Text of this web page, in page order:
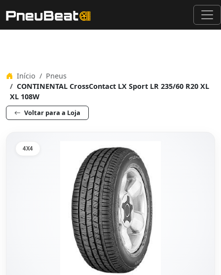
Início
Pneus
CONTINENTAL CrossContact LX Sport LR 235/60 R20 XL
XL 108W
Voltar para a Loja
4X4